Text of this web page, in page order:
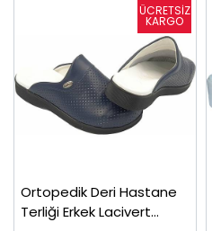
Ortopedik Deri Hastane
Terliği Erkek Lacivert